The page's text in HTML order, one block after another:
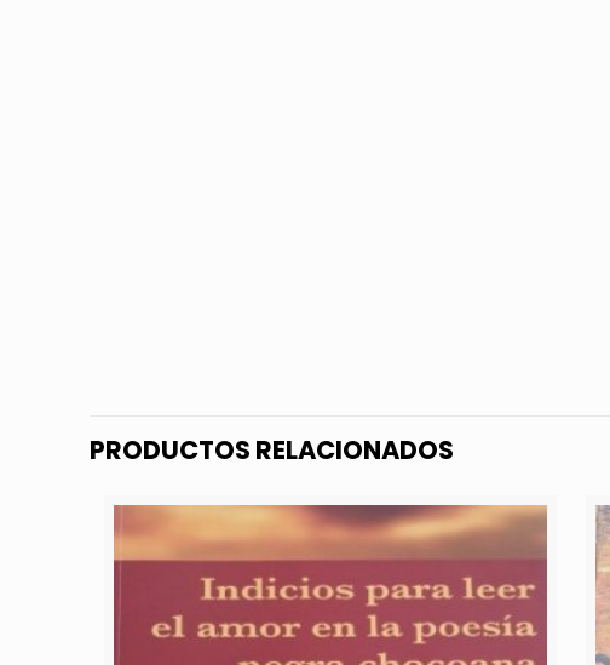
PRODUCTOS RELACIONADOS